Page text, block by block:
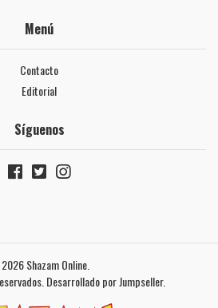
Menú
Contacto
Editorial
Síguenos
Shazam Online.
Desarrollado por Jumpseller.